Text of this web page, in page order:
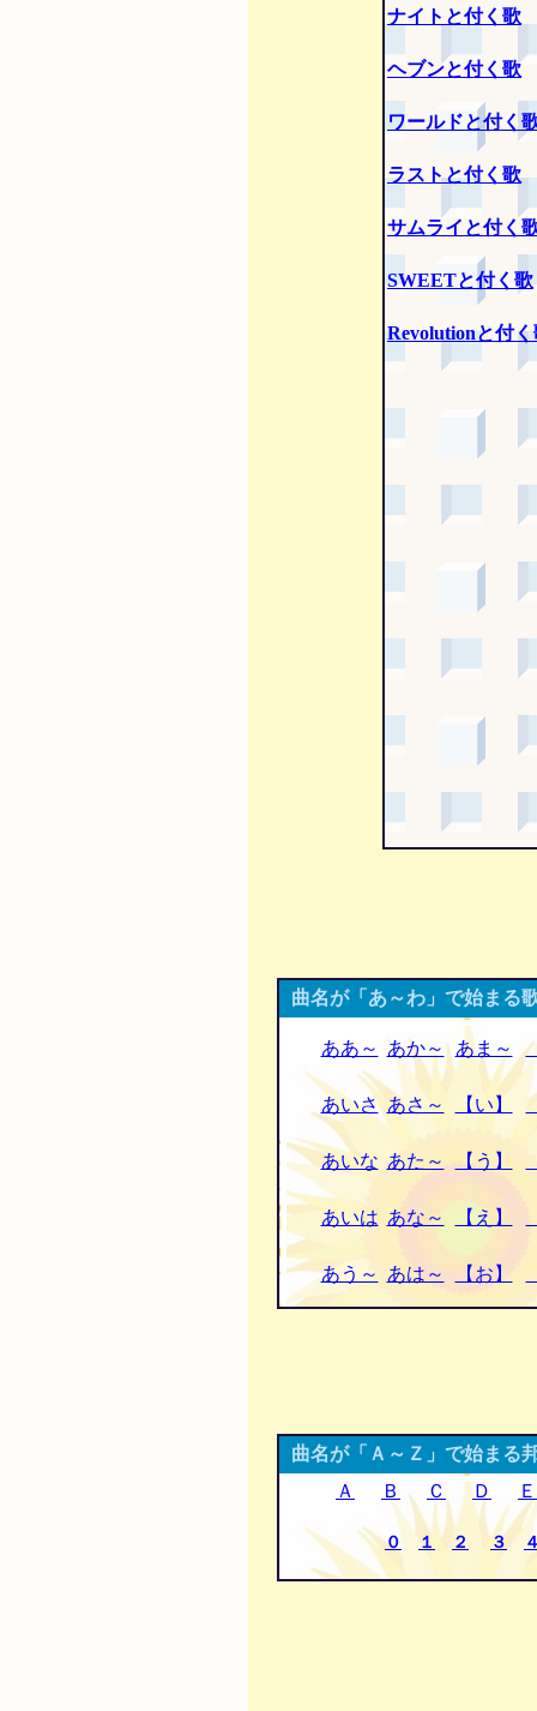
ナイトと付く歌
ヘブンと付く歌
ワールドと付く
ラストと付く歌
サムライと付く
SWEETと付く歌
Revolutionと付く
曲名が「あ～わ」で始まる
ああ～ あか～ あま～
あいさ あさ～ 【い】
あいな あた～ 【う】
あいは あな～ 【え】
あう～ あは～ 【お】
曲名が「Ａ～Ｚ」で始まる
Ａ
Ｂ Ｃ Ｄ Ｅ
０ １ ２ ３